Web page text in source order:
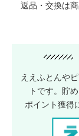
返品・交換は
ええふとんや
トです。貯
ポイント獲得